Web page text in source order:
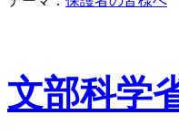
文部科学